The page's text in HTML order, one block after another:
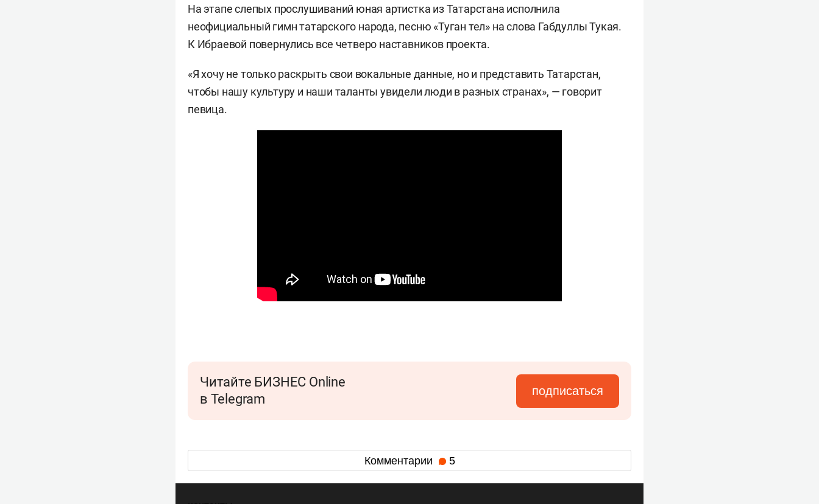
На этапе слепых прослушиваний юная артистка из Татарстана исполнила
неофициальный гимн татарского народа, песню «Туган тел» на слова Габдуллы Тукая.
К Ибраевой повернулись все четверо наставников проекта.
«Я хочу не только раскрыть свои вокальные данные, но и представить Татарстан,
чтобы нашу культуру и наши таланты увидели люди в разных странах», — говорит
певица.
Читайте БИЗНЕС Online
в Telegram
подписаться
Комментарии 5